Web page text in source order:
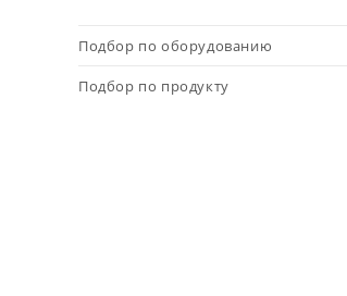
Подбор по оборудованию
Подбор по продукту